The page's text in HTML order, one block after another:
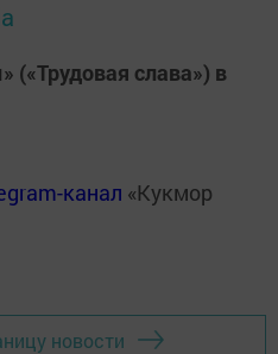
(«Трудовая слава») в
канал «Кукмор
новости